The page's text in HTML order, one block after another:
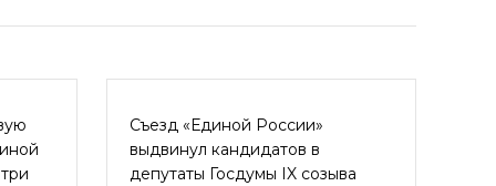
Съезд «Единой России»
выдвинул кандидатов в
депутаты Госдумы IX созыва